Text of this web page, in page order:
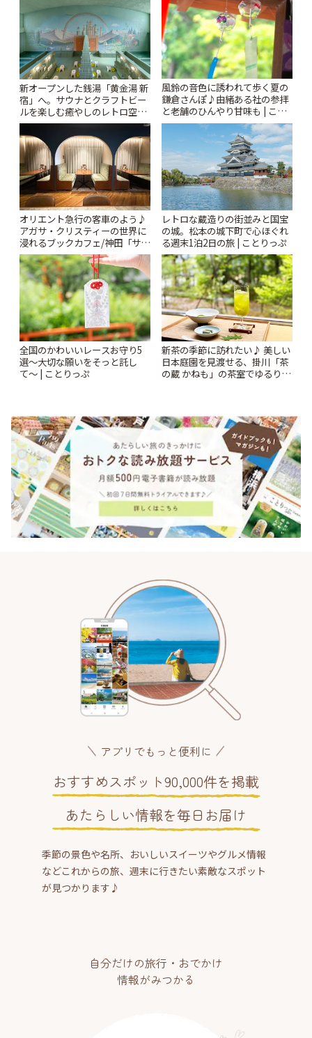
新オープンした銭湯「黄金湯 新
宿」へ。サウナとクラフトビー
ルを楽しむ癒やしのレトロ空間
| ことりっぷ
風鈴の音色に誘われて歩く夏の
鎌倉さんぽ♪由緒ある社の参拝
と老舗のひんやり甘味も | こと
りっぷ
オリエント急行の客車のよう♪
アガサ・クリスティーの世界に
浸れるブックカフェ/神田「サロ
ンクリスティ」 | ことりっぷ
レトロな蔵造りの街並みと国宝
の城。松本の城下町で心ほぐれ
る週末1泊2日の旅 | ことりっぷ
全国のかわいいレースお守り5
選〜大切な願いをそっと託し
て〜 | ことりっぷ
新茶の季節に訪れたい♪ 美しい
日本庭園を見渡せる、掛川「茶
の蔵 かねも」の茶室でゆるり上
アプリでもっと便利に
おすすめスポット90,000件を掲載
あたらしい情報を毎日お届け
季節の景色や名所、おいしいスイーツやグルメ情報
などこれからの旅、週末に行きたい素敵なスポット
が見つかります♪
自分だけの旅行・おでかけ
情報がみつかる